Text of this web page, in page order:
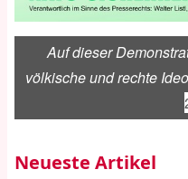
Auf dieser
völkische und rechte
Neueste Artikel